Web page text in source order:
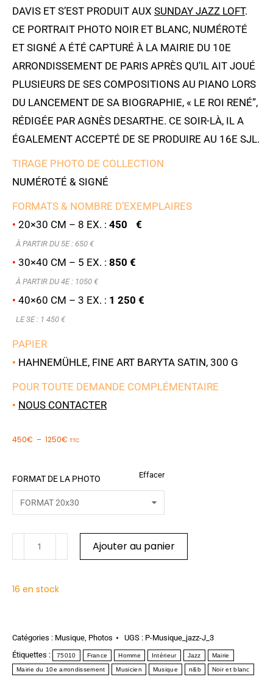
DAVIS ET S’EST PRODUIT AUX SUNDAY JAZZ LOFT.
CE PORTRAIT PHOTO NOIR ET BLANC, NUMÉROTÉ
ET SIGNÉ A ÉTÉ CAPTURÉ À LA MAIRIE DU 10E
ARRONDISSEMENT DE PARIS APRÈS QU’IL AIT JOUÉ
PLUSIEURS DE SES COMPOSITIONS AU PIANO LORS
DU LANCEMENT DE SA BIOGRAPHIE, « LE ROI RENÉ”,
RÉDIGÉE PAR AGNÈS DESARTHE. CE SOIR-LÀ, IL A
ÉGALEMENT ACCEPTÉ DE SE PRODUIRE AU 16E SJL.
TIRAGE PHOTO DE COLLECTION
NUMÉROTÉ & SIGNÉ
FORMATS & NOMBRE D’EXEMPLAIRES
• 20×30 CM – 8 EX. : 450 €
À PARTIR DU 5E : 650 €
• 30×40 CM – 5 EX. : 850 €
À PARTIR DU 4E : 1050 €
• 40×60 CM – 3 EX. : 1 250 €
LE 3E : 1 450 €
PAPIER
• HAHNEMÜHLE, FINE ART BARYTA SATIN, 300 G
POUR TOUTE DEMANDE COMPLÉMENTAIRE
• NOUS CONTACTER
450€ – 1250€ TTC
FORMAT DE LA PHOTO Effacer
Ajouter au panier
16 en stock
Catégories : Musique, Photos UGS : P-Musique_jazz-J_3
Étiquettes :
75010 France Homme Intérieur Jazz Mairie
Mairie du 10e arrondissement Musicien Musique n&b Noir et blanc